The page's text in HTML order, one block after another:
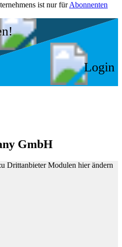
ist nur fürAbonnenten
Login
GmbH
Drittanbieter Modulen hier ändern